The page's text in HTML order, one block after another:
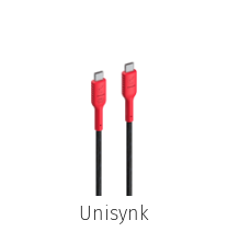
Unisynk